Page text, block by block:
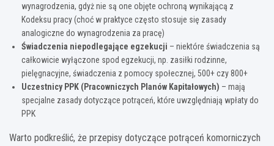
wynagrodzenia, gdyż nie są one objęte ochroną wynikającą z
Kodeksu pracy (choć w praktyce często stosuje się zasady
analogiczne do wynagrodzenia za pracę)
Świadczenia niepodlegające egzekucji – niektóre świadczenia są
całkowicie wyłączone spod egzekucji, np. zasiłki rodzinne,
pielęgnacyjne, świadczenia z pomocy społecznej, 500+ czy 800+
Uczestnicy PPK (Pracowniczych Planów Kapitałowych) – mają
specjalne zasady dotyczące potrąceń, które uwzględniają wpłaty do
PPK
Warto podkreślić, że przepisy dotyczące potrąceń komorniczych